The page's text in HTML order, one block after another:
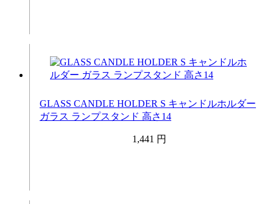
GLASS CANDLE HOLDER S キャンドルホルダー
ガラス ランプスタンド 高さ14
1,441 円